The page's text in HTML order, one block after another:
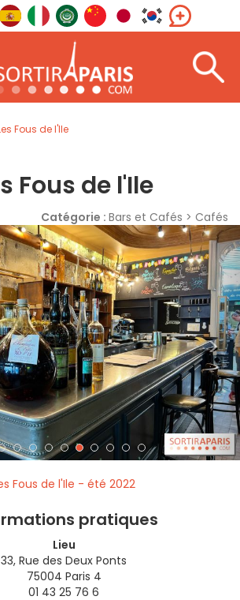
Fous de l'Ile
Fous de l'Ile
Catégorie : Bars et Cafés > Cafés
>
Fous de l'Ile - été 2022
pratiques
Lieu
33, Rue des Deux Ponts
75004 Paris 4
01 43 25 76 6